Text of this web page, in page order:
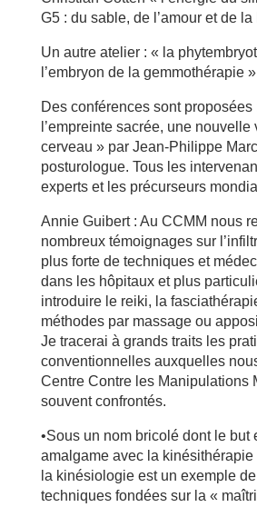
G5 : du sable, de l’amour et de
Un autre atelier : « la
l’embryon de la gemmothérapie »
Des conférences sont proposées
l’empreinte sacrée, une nouvelle
cerveau » par Jean-Philippe
posturologue. Tous les
experts et les précurseurs
Annie Guibert : Au CCMM nous
nombreux témoignages sur
plus forte de techniques et
dans les hôpitaux et plus
introduire le reiki, la
méthodes par massage ou
Je tracerai à grands traits les
conventionnelles auxquelles
Centre Contre les Manipulations
souvent confrontés.
•Sous un nom bricolé dont le but
amalgame avec la
la kinésiologie est un exemple
techniques fondées sur la «